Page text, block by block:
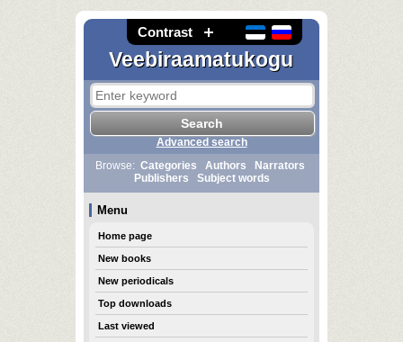
Contrast
Veebiraamatukogu
Advanced search
Browse: Categories Authors
Narrators
Publishers
Subject words
Menu
Home page
New books
New periodicals
Top downloads
Last viewed